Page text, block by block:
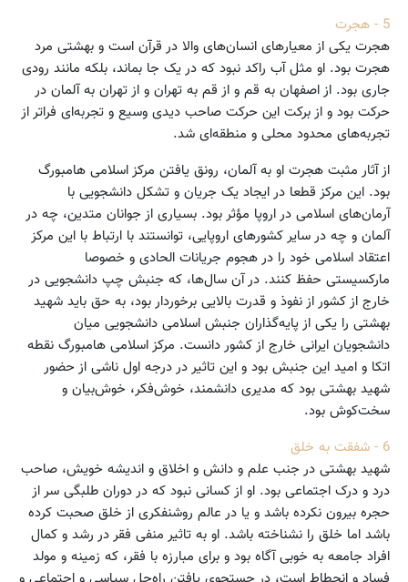
5 - هجرت
هجرت یکی از معیارهای انسان‌های والا در قرآن است و بهشتی مرد
هجرت بود. او مثل آب راکد نبود که در یک جا بماند، بلکه مانند رودی
جاری بود. از اصفهان به قم و از قم به تهران و از تهران به آلمان در
حرکت بود و از برکت این حرکت صاحب دیدی وسیع و تجربه‌ای فراتر از
تجربه‌های محدود محلی و منطقه‌ای شد.
از آثار مثبت هجرت او به آلمان، رونق یافتن مرکز اسلامی هامبورگ
بود. این مرکز قطعا در ایجاد یک جریان و تشکل دانشجویی با
آرمان‌های اسلامی در اروپا مؤثر بود. بسیاری از جوانان متدین، چه در
آلمان و چه در سایر کشورهای اروپایی، توانستند با ارتباط با این مرکز
اعتقاد اسلامی خود را در هجوم جریانات الحادی و خصوصا
مارکسیستی حفظ کنند. در آن سال‌ها، که جنبش چپ دانشجویی در
خارج از کشور از نفوذ و قدرت بالایی برخوردار بود،‌ به حق باید شهید
بهشتی را یکی از پایه‌گذاران جنبش اسلامی دانشجویی میان
دانشجویان ایرانی خارج از کشور دانست. مرکز اسلامی هامبورگ نقطه
اتکا و امید این جنبش بود و این تاثیر در درجه اول ناشی از حضور
شهید بهشتی بود که مدیری دانشمند، خوش‌فکر، خوش‌بیان و
سخت‌کوش بود.
6 - شفقت به خلق
شهید بهشتی در جنب علم و دانش و اخلاق و اندیشه خویش، صاحب
درد و درک اجتماعی بود. او از کسانی نبود که در دوران طلبگی سر از
حجره بیرون نکرده باشد و یا در عالم روشنفکری از خلق صحبت کرده
باشد اما خلق را نشناخته باشد. او به تاثیر منفی فقر در رشد و کمال
افراد جامعه به خوبی آگاه بود و برای مبارزه با فقر، که زمینه و مولد